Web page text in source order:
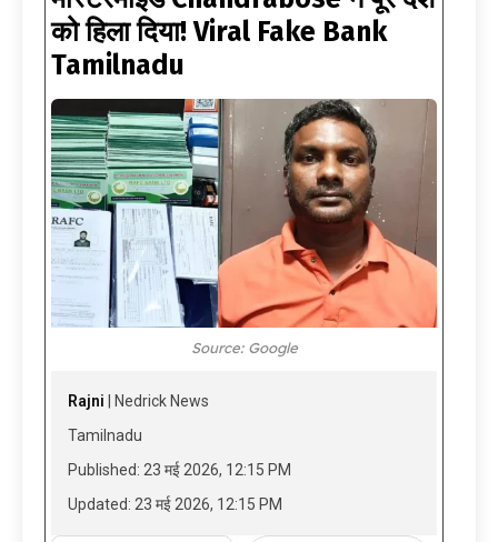
को हिला दिया! Viral Fake Bank
Tamilnadu
Source: Google
Rajni | Nedrick News
Tamilnadu
Published: 23 मई 2026, 12:15 PM
Updated: 23 मई 2026, 12:15 PM